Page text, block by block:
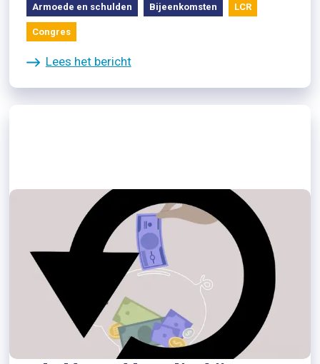
Armoede en schulden Bijeenkomsten LCR
Congres
Lees het bericht
07/04/2022
Terugkijken Pakhuis 6 april 2022:
Sleutel oplossing